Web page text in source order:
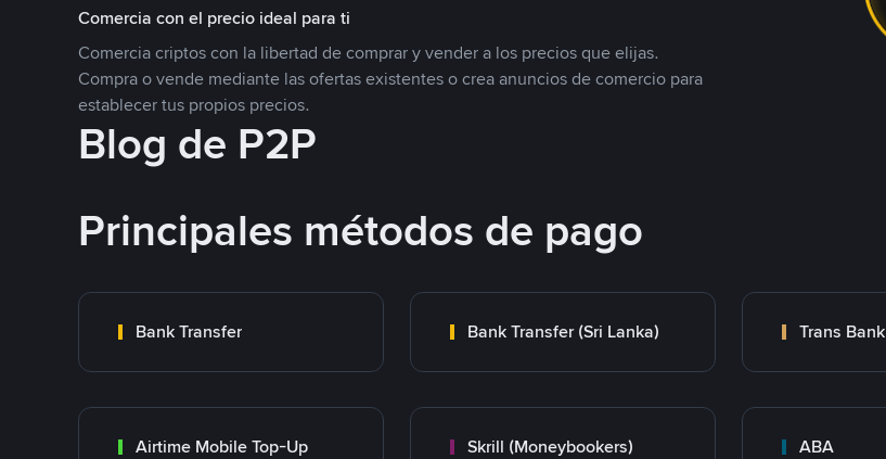
Comercia con el precio ideal para ti
Comercia criptos con la libertad de comprar y vender a los precios que elijas.
Compra o vende mediante las ofertas existentes o crea anuncios de comercio para
establecer tus propios precios.
Blog de P2P
Principales métodos de pago
Bank Transfer Bank Transfer (Sri Lanka) Trans Bank
Airtime Mobile Top-Up Skrill (Moneybookers) ABA